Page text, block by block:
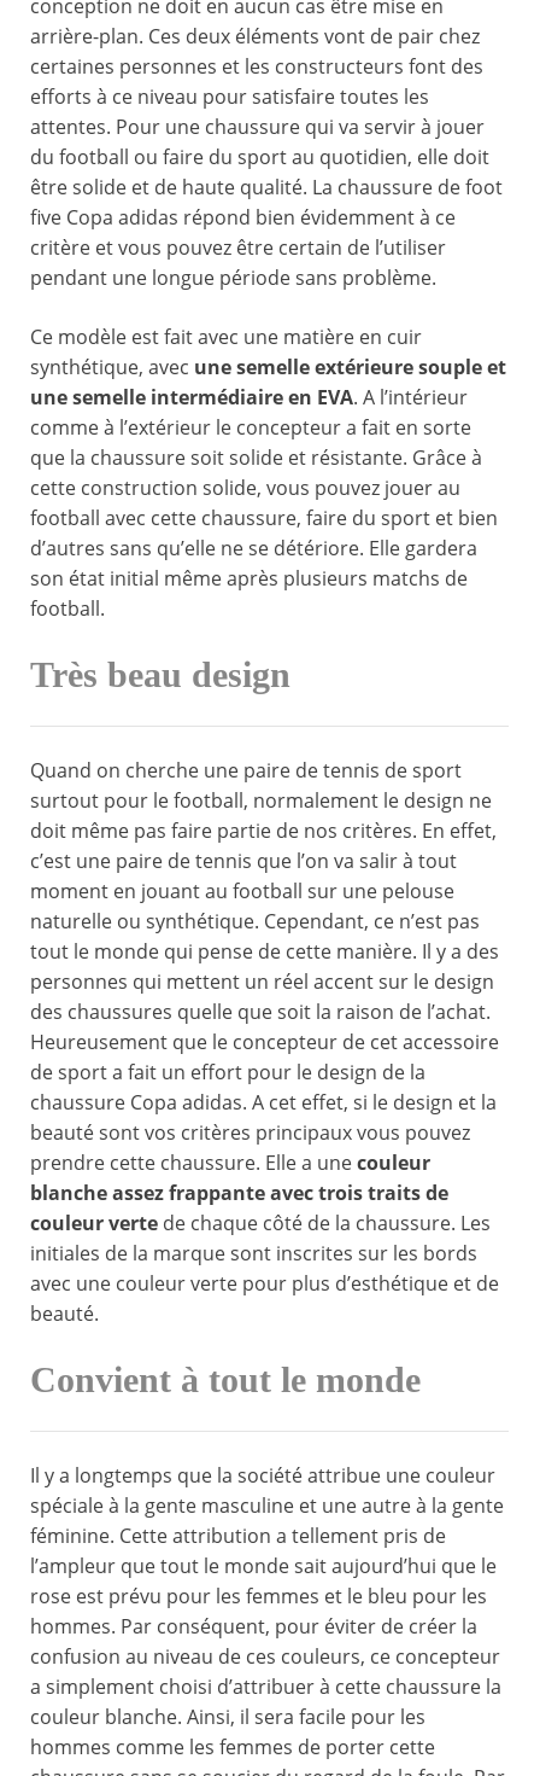
conception ne doit en aucun cas être mise en
arrière-plan. Ces deux éléments vont de pair chez
certaines personnes et les constructeurs font des
efforts à ce niveau pour satisfaire toutes les
attentes. Pour une chaussure qui va servir à jouer
du football ou faire du sport au quotidien, elle doit
être solide et de haute qualité. La chaussure de foot
five Copa adidas répond bien évidemment à ce
critère et vous pouvez être certain de l’utiliser
pendant une longue période sans problème.
Ce modèle est fait avec une matière en cuir
synthétique, avec une semelle extérieure souple et
une semelle intermédiaire en EVA. A l’intérieur
comme à l’extérieur le concepteur a fait en sorte
que la chaussure soit solide et résistante. Grâce à
cette construction solide, vous pouvez jouer au
football avec cette chaussure, faire du sport et bien
d’autres sans qu’elle ne se détériore. Elle gardera
son état initial même après plusieurs matchs de
football.
Très beau design
Quand on cherche une paire de tennis de sport
surtout pour le football, normalement le design ne
doit même pas faire partie de nos critères. En effet,
c’est une paire de tennis que l’on va salir à tout
moment en jouant au football sur une pelouse
naturelle ou synthétique. Cependant, ce n’est pas
tout le monde qui pense de cette manière. Il y a des
personnes qui mettent un réel accent sur le design
des chaussures quelle que soit la raison de l’achat.
Heureusement que le concepteur de cet accessoire
de sport a fait un effort pour le design de la
chaussure Copa adidas. A cet effet, si le design et la
beauté sont vos critères principaux vous pouvez
prendre cette chaussure. Elle a unecouleur
blanche assez frappante avec trois traits de
couleur verte de chaque côté de la chaussure. Les
initiales de la marque sont inscrites sur les bords
avec une couleur verte pour plus d’esthétique et de
beauté.
Convient à tout le monde
Il y a longtemps que la société attribue une couleur
spéciale à la gente masculine et une autre à la gente
féminine. Cette attribution a tellement pris de
l’ampleur que tout le monde sait aujourd’hui que le
rose est prévu pour les femmes et le bleu pour les
hommes. Par conséquent, pour éviter de créer la
confusion au niveau de ces couleurs, ce concepteur
a simplement choisi d’attribuer à cette chaussure la
couleur blanche. Ainsi, il sera facile pour les
hommes comme les femmes de porter cette